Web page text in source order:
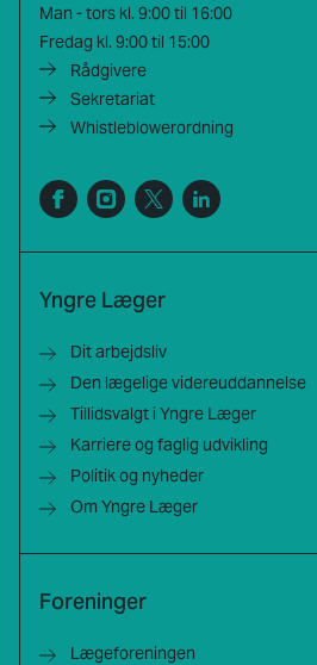
Man - tors kl. 9:00 til 16:00
Fredag kl. 9:00 til 15:00
Rådgivere
Sekretariat
Whistleblowerordning
Yngre Læger
Dit arbejdsliv
Den lægelige videreuddannelse
Tillidsvalgt i Yngre Læger
Karriere og faglig udvikling
Politik og nyheder
Om Yngre Læger
Foreninger
Lægeforeningen